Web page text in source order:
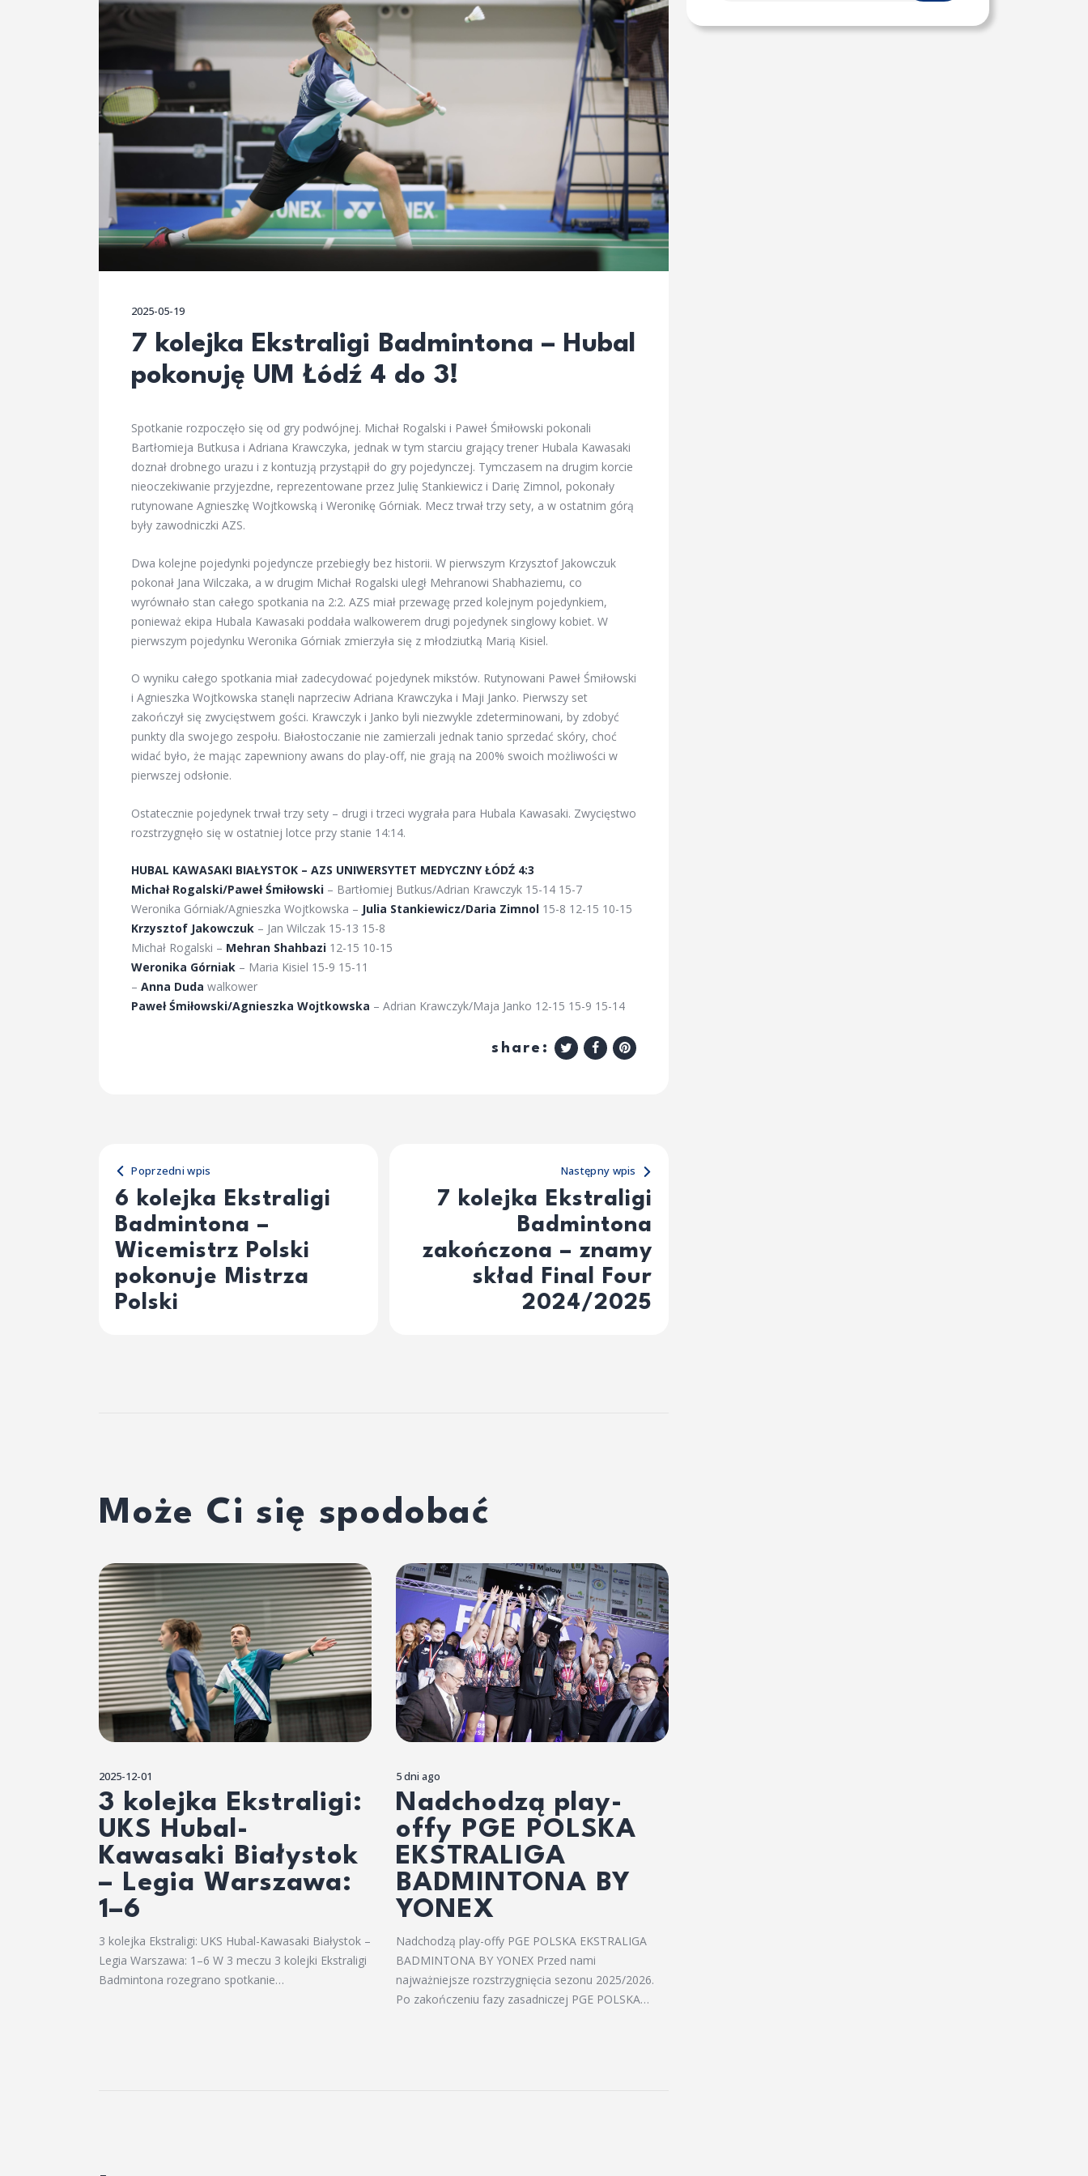
2025-05-19
7 kolejka Ekstraligi Badmintona – Hubal
pokonuję UM Łódź 4 do 3!
Spotkanie rozpoczęło się od gry podwójnej. Michał Rogalski i Paweł Śmiłowski pokonali
Bartłomieja Butkusa i Adriana Krawczyka, jednak w tym starciu grający trener Hubala Kawasaki
doznał drobnego urazu i z kontuzją przystąpił do gry pojedynczej. Tymczasem na drugim korcie
nieoczekiwanie przyjezdne, reprezentowane przez Julię Stankiewicz i Darię Zimnol, pokonały
rutynowane Agnieszkę Wojtkowską i Weronikę Górniak. Mecz trwał trzy sety, a w ostatnim górą
były zawodniczki AZS.
Dwa kolejne pojedynki pojedyncze przebiegły bez historii. W pierwszym Krzysztof Jakowczuk
pokonał Jana Wilczaka, a w drugim Michał Rogalski uległ Mehranowi Shabhaziemu, co
wyrównało stan całego spotkania na 2:2. AZS miał przewagę przed kolejnym pojedynkiem,
ponieważ ekipa Hubala Kawasaki poddała walkowerem drugi pojedynek singlowy kobiet. W
pierwszym pojedynku Weronika Górniak zmierzyła się z młodziutką Marią Kisiel.
O wyniku całego spotkania miał zadecydować pojedynek mikstów. Rutynowani Paweł Śmiłowski
i Agnieszka Wojtkowska stanęli naprzeciw Adriana Krawczyka i Maji Janko. Pierwszy set
zakończył się zwycięstwem gości. Krawczyk i Janko byli niezwykle zdeterminowani, by zdobyć
punkty dla swojego zespołu. Białostoczanie nie zamierzali jednak tanio sprzedać skóry, choć
widać było, że mając zapewniony awans do play-off, nie grają na 200% swoich możliwości w
pierwszej odsłonie.
Ostatecznie pojedynek trwał trzy sety – drugi i trzeci wygrała para Hubala Kawasaki. Zwycięstwo
rozstrzygnęło się w ostatniej lotce przy stanie 14:14.
HUBAL KAWASAKI BIAŁYSTOK – AZS UNIWERSYTET MEDYCZNY ŁÓDŹ 4:3
Michał Rogalski/Paweł Śmiłowski – Bartłomiej Butkus/Adrian Krawczyk 15-14 15-7
Weronika Górniak/Agnieszka Wojtkowska – Julia Stankiewicz/Daria Zimnol 15-8 12-15 10-15
Krzysztof Jakowczuk – Jan Wilczak 15-13 15-8
Michał Rogalski – Mehran Shahbazi 12-15 10-15
Weronika Górniak – Maria Kisiel 15-9 15-11
– Anna Duda walkower
Paweł Śmiłowski/Agnieszka Wojtkowska – Adrian Krawczyk/Maja Janko 12-15 15-9 15-14
share:
Poprzedni wpis
6 kolejka Ekstraligi
Badmintona –
Wicemistrz Polski
pokonuje Mistrza
Polski
Następny wpis
7 kolejka Ekstraligi
Badmintona
zakończona – znamy
skład Final Four
2024/2025
Może Ci się spodobać
2025-12-01
3 kolejka Ekstraligi:
UKS Hubal-
Kawasaki Białystok
– Legia Warszawa:
1–6
3 kolejka Ekstraligi: UKS Hubal-Kawasaki Białystok –
Legia Warszawa: 1–6 W 3 meczu 3 kolejki Ekstraligi
Badmintona rozegrano spotkanie…
5 dni ago
Nadchodzą play-
offy PGE POLSKA
EKSTRALIGA
BADMINTONA BY
YONEX
Nadchodzą play-offy PGE POLSKA EKSTRALIGA
BADMINTONA BY YONEX Przed nami
najważniejsze rozstrzygnięcia sezonu 2025/2026.
Po zakończeniu fazy zasadniczej PGE POLSKA…